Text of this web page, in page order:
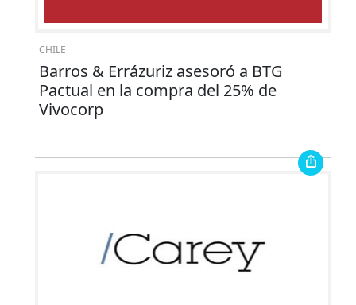
CHILE
Barros & Errázuriz asesoró a BTG
Pactual en la compra del 25% de
Vivocorp